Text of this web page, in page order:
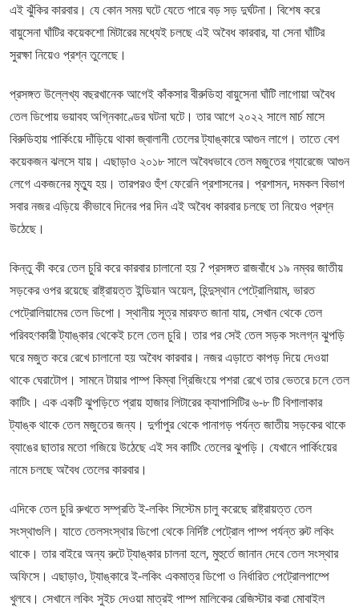
এই ঝুঁকির কারবার। যে কোন সময় ঘটে যেতে পারে বড় সড় দুর্ঘটনা। বিশেষ করে
বায়ুসেনা ঘাঁটির কয়েকশো মিটারের মধ্যেই চলছে এই অবৈধ কারবার, যা সেনা ঘাঁটির
সুরক্ষা নিয়েও প্রশ্ন তুলেছে।
প্রসঙ্গত উল্লেখ্য বছরখানেক আগেই কাঁকসার বীরুডিহা বায়ুসেনা ঘাঁটি লাগোয়া অবৈধ
তেল ডিপোয় ভয়াবহ অগ্নিকাণ্ডের ঘটনা ঘটে। তার আগে ২০২২ সালে মার্চ মাসে
বিরুডিহায় পার্কিংয়ে দাঁড়িয়ে থাকা জ্বালানী তেলের ট্যাঙ্কারে আগুন লাগে। তাতে বেশ
কয়েকজন ঝলসে যায়। এছাড়াও ২০১৮ সালে অবৈধভাবে তেল মজুতের গ্যারেজে আগুন
লেগে একজনের মৃত্যু হয়। তারপরও হুঁশ ফেরেনি প্রশাসনের। প্রশাসন, দমকল বিভাগ
সবার নজর এড়িয়ে কীভাবে দিনের পর দিন এই অবৈধ কারবার চলছে তা নিয়েও প্রশ্ন
উঠেছে।
কিন্তু কী করে তেল চুরি করে কারবার চালানো হয় ? প্রসঙ্গত রাজবাঁধে ১৯ নম্বর জাতীয়
সড়কের ওপর রয়েছে রাষ্ট্রায়ত্ত ইন্ডিয়ান অয়েল, হিন্দুস্থান পেট্রোলিয়াম, ভারত
পেট্রোলিয়ামের তেল ডিপো। স্থানীয় সূত্র মারফত জানা যায়, সেখান থেকে তেল
পরিবহণকারী ট্যাঙ্কার থেকেই চলে তেল চুরি। তার পর সেই তেল সড়ক সংলগ্ন ঝুপড়ি
ঘরে মজুত করে রেখে চালানো হয় অবৈধ কারবার। নজর এড়াতে কাপড় দিয়ে দেওয়া
থাকে ঘেরাটোপ। সামনে টায়ার পাম্প কিম্বা গ্রিজিংয়ে পশরা রেখে তার ভেতরে চলে তেল
কাটিং। এক একটি ঝুপড়িতে প্রায় হাজার লিটারের ক্যাপাসিটির ৬-৮ টি বিশালাকার
ট্যাঙ্ক থাকে তেল মজুতের জন্য। দুর্গাপুর থেকে পানাগড় পর্যন্ত জাতীয় সড়কের থাকে
ব্যাঙের ছাতার মতো গজিয়ে উঠেছে এই সব কাটিং তেলের ঝুপড়ি। যেখানে পার্কিংয়ের
নামে চলছে অবৈধ তেলের কারবার।
এদিকে তেল চুরি রুখতে সম্প্রতি ই-লকিং সিস্টেম চালু করেছে রাষ্ট্রায়ত্ত তেল
সংস্থাগুলি। যাতে তেলসংস্থার ডিপো থেকে নির্দিষ্ট পেট্রোল পাম্প পর্যন্ত রুট লকিং
থাকে। তার বাইরে অন্য রুটে ট্যাঙ্কার চালনা হলে, মুহুর্তে জানান দেবে তেল সংস্থার
অফিসে। এছাড়াও, ট্যাঙ্কারে ই-লকিং একমাত্র ডিপো ও নির্ধারিত পেট্রোলপাম্পে
খুলবে। সেখানে লকিং সুইচ দেওয়া মাত্রই পাম্প মালিকের রেজিস্টার করা মোবাইল